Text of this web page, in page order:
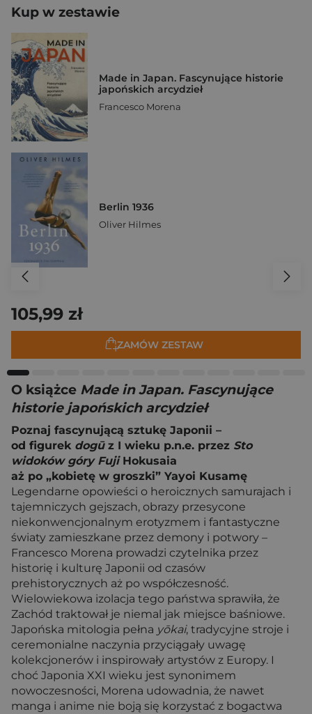
Kup w zestawie
Made in Japan. Fascynujące historie
japońskich arcydzieł
Francesco Morena
Berlin 1936
Oliver Hilmes
105,99 zł
ZAMÓW ZESTAW
O książce Made in Japan. Fascynujące
historie japońskich arcydzieł
Poznaj fascynującą sztukę Japonii –
od figurek dogū z I wieku p.n.e. przez Sto
widoków góry Fuji Hokusaia
aż po „kobietę w groszki” Yayoi Kusamę
Legendarne opowieści o heroicznych samurajach i
tajemniczych gejszach, obrazy przesycone
niekonwencjonalnym erotyzmem i fantastyczne
światy zamieszkane przez demony i potwory –
Francesco Morena prowadzi czytelnika przez
historię i kulturę Japonii od czasów
prehistorycznych aż po współczesność.
Wielowiekowa izolacja tego państwa sprawiła, że
Zachód traktował je niemal jak miejsce baśniowe.
Japońska mitologia pełna yōkai, tradycyjne stroje i
ceremonialne naczynia przyciągały uwagę
kolekcjonerów i inspirowały artystów z Europy. I
choć Japonia XXI wieku jest synonimem
nowoczesności, Morena udowadnia, że nawet
manga i anime nie boją się korzystać z bogactwa